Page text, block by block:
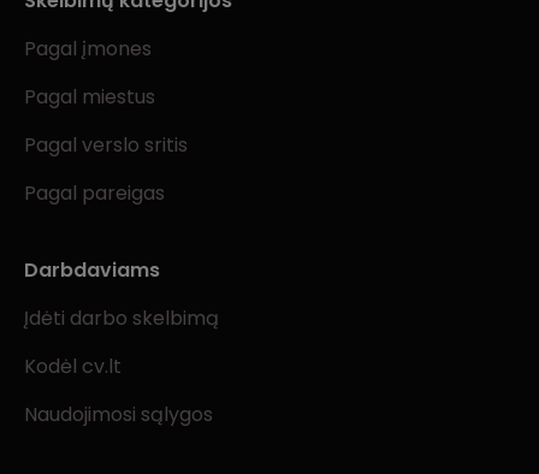
Pagal įmones
Pagal miestus
Pagal verslo sritis
Pagal pareigas
Darbdaviams
Įdėti darbo skelbimą
Kodėl cv.lt
Naudojimosi sąlygos